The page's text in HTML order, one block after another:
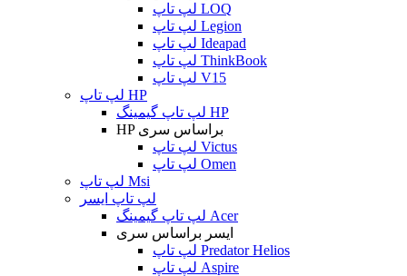
لپ تاپ LOQ
لپ تاپ Legion
لپ تاپ Ideapad
لپ تاپ ThinkBook
لپ تاپ V15
لپ تاپ HP
لپ تاپ گیمینگ HP
HP براساس سری
لپ تاپ Victus
لپ تاپ Omen
لپ تاپ Msi
لپ تاپ ایسر
لپ تاپ گیمینگ Acer
ایسر براساس سری
لپ تاپ Predator Helios
لپ تاپ Aspire